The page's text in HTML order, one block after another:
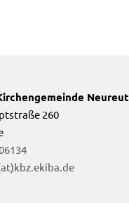
Neureut
260